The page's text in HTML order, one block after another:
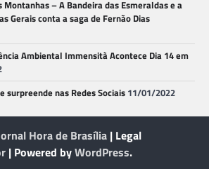
Montanhas – A Bandeira das Esmeraldas e a
Gerais conta a saga de Fernão Dias
Ambiental Immensità Acontece Dia 14 em
surpreende nas Redes Sociais 11/01/2022
Hora de Brasília | Legal
| Powered byWordPress.